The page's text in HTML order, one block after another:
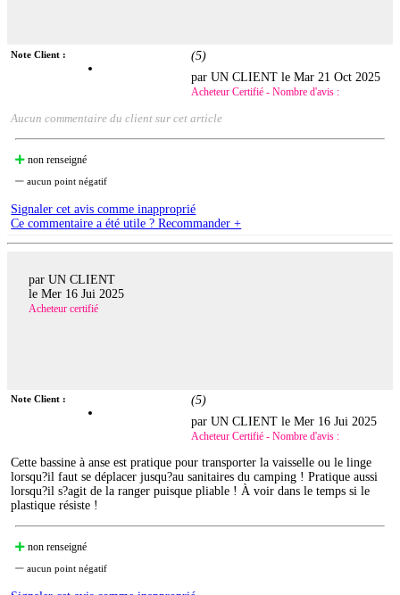
Note Client : (5)
par UN CLIENT leMar 21 Oct 2025
Acheteur Certifié - Nombre d'avis :
Aucun commentaire du client sur cet article
non renseigné
aucun point négatif
Signaler cet avis comme inapproprié
Ce commentaire a été utile ? Recommander +
par UN CLIENT
le Mer 16 Jui 2025
Acheteur certifié
Note Client : (5)
par UN CLIENT leMer 16 Jui 2025
Acheteur Certifié - Nombre d'avis :
Cette bassine à anse est pratique pour transporter la vaisselle ou le linge
lorsqu?il faut se déplacer jusqu?au sanitaires du camping ! Pratique aussi
lorsqu?il s?agit de la ranger puisque pliable ! À voir dans le temps si le
plastique résiste !
non renseigné
aucun point négatif